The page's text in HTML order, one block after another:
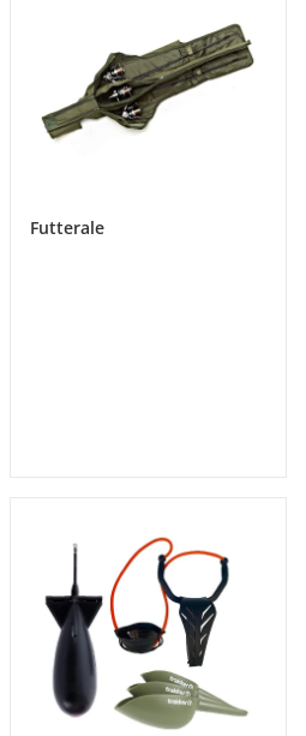
Futterale